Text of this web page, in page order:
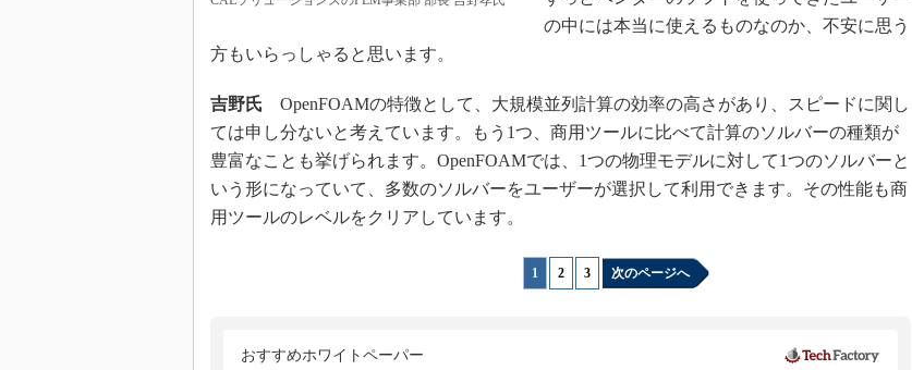
の中には本当に使えるものなのか、不安に思う
方もいらっしゃると思います。
吉野氏 OpenFOAMの特徴として、大規模並列計算の効率の高さがあり、スピードに関し
ては申し分ないと考えています。もう1つ、商用ツールに比べて計算のソルバーの種類が
豊富なことも挙げられます。OpenFOAMでは、1つの物理モデルに対して1つのソルバーと
いう形になっていて、多数のソルバーをユーザーが選択して利用できます。その性能も商
用ツールのレベルをクリアしています。
1 2 3 次のページへ
おすすめホワイトペーパー